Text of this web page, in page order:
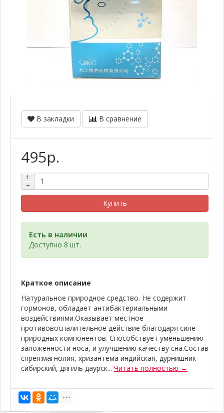
В закладки В сравнение
495р.
+
−
Купить
Есть в наличии
Доступно 8 шт.
Краткое описание
Натуральное природное средство. Не содержит
гормонов, обладает антибактериальными
воздействиями.Оказывает местное
противовоспалительное действие благодаря силе
природных компонентов. Способствует уменьшению
заложенности носа, и улучшению качеству сна.Состав
спрея:магнолия, хризантема индийская, дурнишник
сибирский, дягиль даурск... Читать полностью →